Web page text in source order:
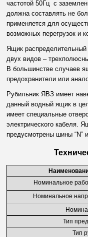
частотой 50Гц с
должна составлять не
применяется для
возможных перегрузок и
Ящик распределительный
двух видов –
В большинстве случаев
предохранители или
Рубильник ЯВЗ имеет
данный водный ящик в
имеет специальные
электрического кабеля.
предусмотрены шины “N”
Номинальное
Номинальное
Тип
Тип